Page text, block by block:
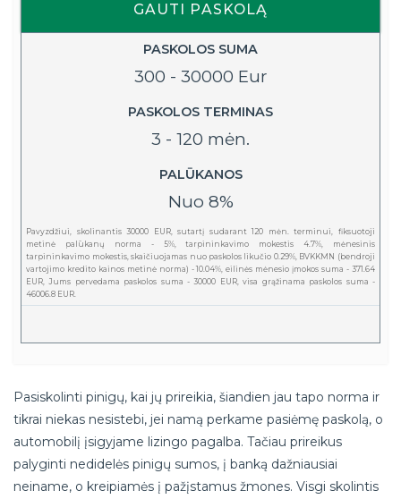
GAUTI PASKOLĄ
PASKOLOS SUMA
300 - 30000 Eur
PASKOLOS TERMINAS
3 - 120 mėn.
PALŪKANOS
Nuo 8%
Pavyzdžiui, skolinantis 30000 EUR, sutartį sudarant 120 mėn. terminui, fiksuotoji
metinė palūkanų norma - 5%, tarpininkavimo mokestis 4.7%, mėnesinis
tarpininkavimo mokestis, skaičiuojamas nuo paskolos likučio 0.29%, BVKKMN (bendroji
vartojimo kredito kainos metinė norma) - 10.04%, eilinės mėnesio įmokos suma - 371.64
EUR, Jums pervedama paskolos suma - 30000 EUR, visa grąžinama paskolos suma -
46006.8 EUR.
Pasiskolinti pinigų, kai jų prireikia, šiandien jau tapo norma ir
tikrai niekas nesistebi, jei namą perkame pasiėmę paskolą, o
automobilį įsigyjame lizingo pagalba. Tačiau prireikus
palyginti nedidelės pinigų sumos, į banką dažniausiai
neiname, o kreipiamės į pažįstamus žmones. Visgi skolintis